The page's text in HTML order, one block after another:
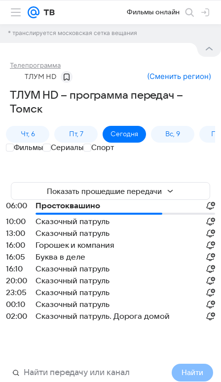
Фильмы онлайн
* транслируется московская сетка вещания
Телепрограмма
ТЛУМ HD (Сменить регион)
ТЛУМ HD – программа передач –
Томск
Чт, 6 Пт, 7 Сегодня Вс, 9
Фильмы Сериалы Спорт
Показать прошедшие передачи
06:00
Простоквашино
10:00
Сказочный патруль
13:00
Сказочный патруль
16:00
Горошек и компания
16:05
Буква в деле
16:10
Сказочный патруль
20:00
Сказочный патруль
23:05
Сказочный патруль
00:10
Сказочный патруль
02:00
Сказочный патруль. Дорога домой
Найти